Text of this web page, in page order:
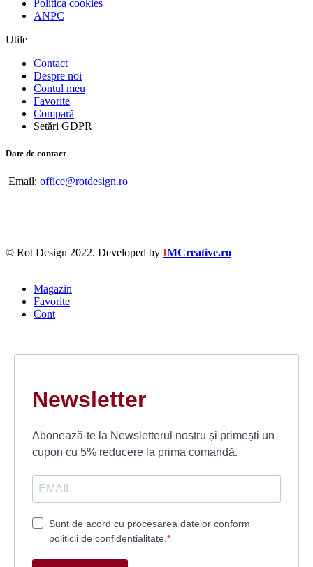
Politica cookies
ANPC
Utile
Contact
Despre noi
Contul meu
Favorite
Compară
Setări GDPR
Date de contact
Email: office@rotdesign.ro
© Rot Design 2022. Developed by IMCreative.ro
Magazin
Favorite
Cont
Newsletter
Abonează-te la Newsletterul nostru și primești un
cupon cu 5% reducere la prima comandă.
Sunt de acord cu procesarea datelor conform
politicii de confidentialitate.